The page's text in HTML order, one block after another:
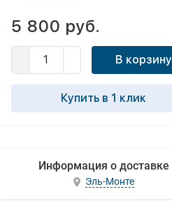
5 800 руб.
В корзину
Купить в 1 клик
Информация о доставке
Эль-Монте